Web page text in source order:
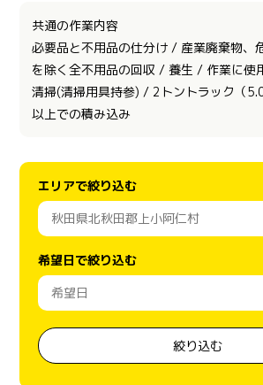
共通の作業内容
必要品と不用品の仕分け / 産業廃棄物、
を除く全不用品の回収 / 養生 / 作業に使
清掃(清掃用具持参) / 2トントラック（
以上での積み込み
エリアで絞り込む
希望日で絞り込む
絞り込む